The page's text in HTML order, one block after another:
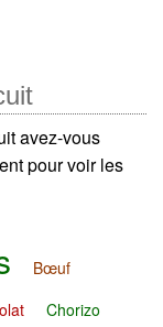
avez-vous
pour voir les
Bœuf
Chorizo